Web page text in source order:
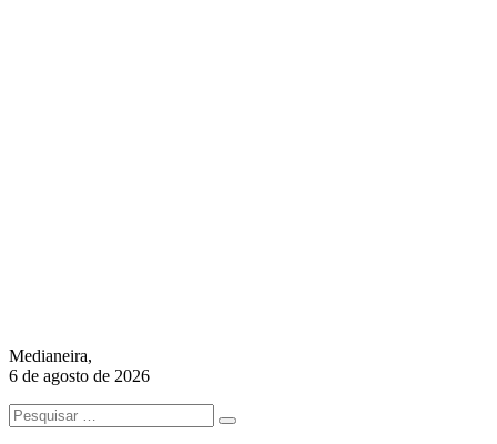
Medianeira,
6 de agosto de 2026